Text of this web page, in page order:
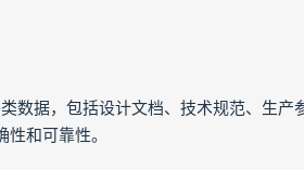
数据，包括设计文档、技术规范、生产
和可靠性。